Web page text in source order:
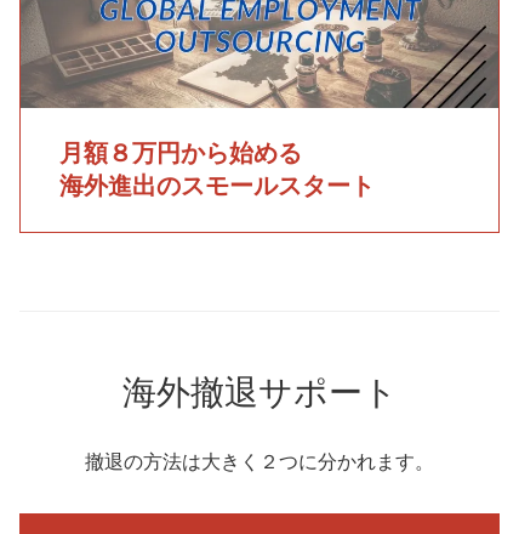
月額８万円から始める
海外進出のスモールスタート
海外撤退サポート
撤退の方法は大きく２つに分かれます。